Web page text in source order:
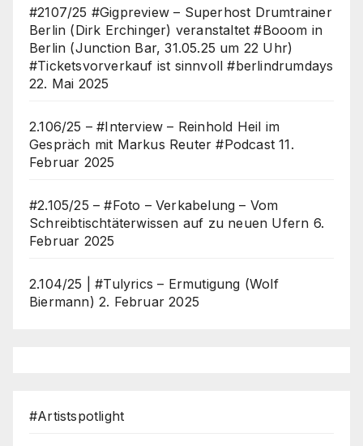
#2107/25 #Gigpreview – Superhost Drumtrainer
Berlin (Dirk Erchinger) veranstaltet #Booom in
Berlin (Junction Bar, 31.05.25 um 22 Uhr)
#Ticketsvorverkauf ist sinnvoll #berlindrumdays
22. Mai 2025
2.106/25 – #Interview – Reinhold Heil im
Gespräch mit Markus Reuter #Podcast 11.
Februar 2025
#2.105/25 – #Foto – Verkabelung – Vom
Schreibtischtäterwissen auf zu neuen Ufern 6.
Februar 2025
2.104/25 | #Tulyrics – Ermutigung (Wolf
Biermann) 2. Februar 2025
#Artistspotlight